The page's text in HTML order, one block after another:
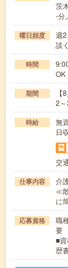
茨
-分
曜日頻度
週
談
時間
OK
期間
2
時給
無
日
交
仕事内容
介
≪
に
応募資格
職
要
■
歴